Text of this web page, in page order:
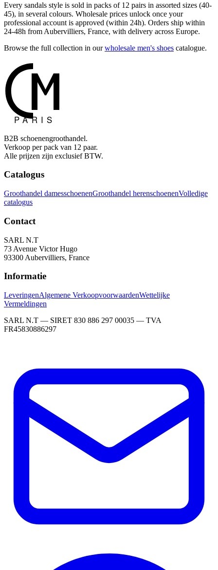
Every sandals style is sold in packs of 12 pairs in assorted sizes (40-
45), in several colours. Wholesale prices unlock once your
professional account is approved (within 24h). Orders ship within
24-48h from Aubervilliers, France, with delivery across Europe.
Browse the full collection in our wholesale men's shoes catalogue.
B2B schoenengroothandel.
Verkoop per pack van 12 paar.
Alle prijzen zijn exclusief BTW.
Catalogus
Groothandel damesschoenenGroothandel herenschoenenVolledige
catalogus
Contact
SARL N.T
73 Avenue Victor Hugo
93300 Aubervilliers, France
Informatie
LeveringenAlgemene VerkoopvoorwaardenWettelijke
Vermeldingen
SARL N.T — SIRET 830 886 297 00035 — TVA
FR45830886297